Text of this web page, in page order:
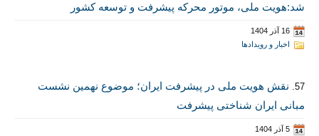
شد:هویت ملی، موتور محرکه پیشرفت و توسعه کشور
16 آذر 1404
اخبار و رویدادها
57.
نقش هویت ملی در پیشرفت ایران؛ موضوع نهمین نشست
مبانی ایران شناختی پیشرفت
5 آذر 1404